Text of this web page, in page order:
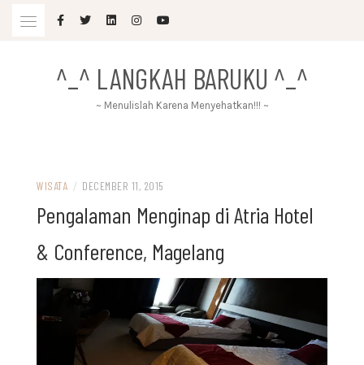
^_^ LANGKAH BARUKU ^_^
~ Menulislah Karena Menyehatkan!!! ~
WISATA / DECEMBER 11, 2015
Pengalaman Menginap di Atria Hotel
& Conference, Magelang